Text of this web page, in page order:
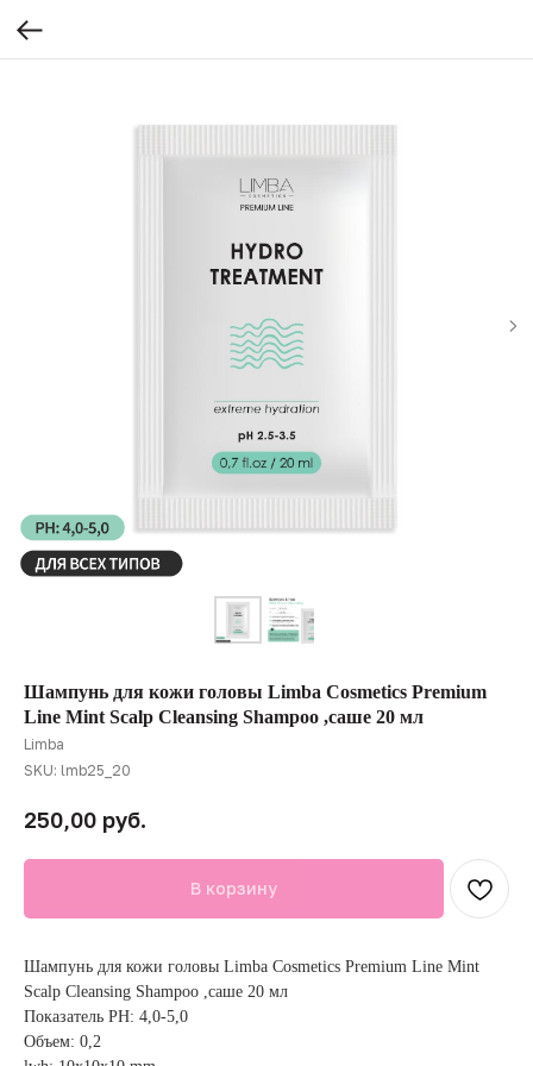
Шампунь для кожи головы Limba Cosmetics Premium
Line Mint Scalp Cleansing Shampoo ,саше 20 мл
Limba
SKU: lmb25_20
250,00 руб.
В корзину
Шампунь для кожи головы Limba Cosmetics Premium Line Mint
Scalp Cleansing Shampoo ,саше 20 мл
Показатель PH: 4,0-5,0
Объем: 0,2